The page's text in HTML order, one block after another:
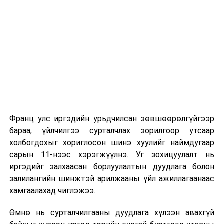
2026 оны 9 дүгээр сарын 13-наас оюутнуудыг
дотуур байранд оруулж эхэлнэ.
Сургууль, цэцэрлэгийн үйл ажиллагааны
зохицуулалт
2026 оны 8 дугаар сарын 17–28-ны өдрүүдэд
байранд элсэлт, бүртгэл болон бусад аливаа
Франц улс иргэдийн урьдчилсан зөвшөөрөлгүйгээр
бараа, үйлчилгээ сурталчлах зорилгоор утсаар
холбогдохыг хориглосон шинэ хуулийг наймдугаар
сарын 11-нээс хэрэгжүүлнэ. Уг зохицуулалт нь
иргэдийг залхаасан борлуулалтын дуудлага болон
залилангийн шинжтэй арилжааны үйл ажиллагаанаас
хамгаалахад чиглэжээ.
Өмнө нь сурталчилгааны дуудлага хүлээн авахгүй